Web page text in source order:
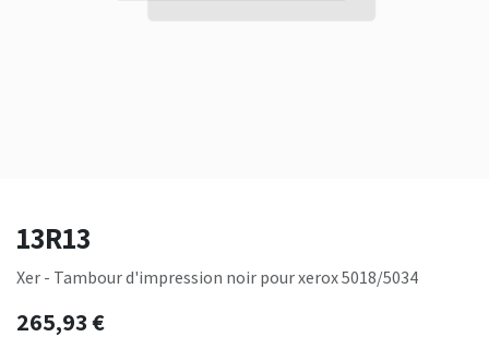
13R13
Xer - Tambour d'impression noir pour xerox 5018/5034
265,93€